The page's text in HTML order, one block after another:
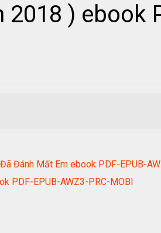
) ebook
Đánh Mất Em ebook PDF-EPUB-
PDF-EPUB-AWZ3-PRC-MOBI